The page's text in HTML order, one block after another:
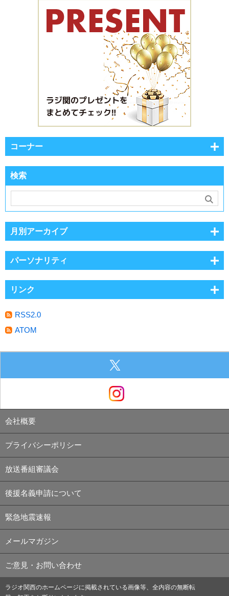
コーナー
検索
月別アーカイブ
パーソナリティ
リンク
RSS2.0
ATOM
会社概要
プライバシーポリシー
放送番組審議会
後援名義申請について
緊急地震速報
メールマガジン
ご意見・お問い合わせ
ラジオ関西のホームページに掲載されている画像等、全内容の無断転